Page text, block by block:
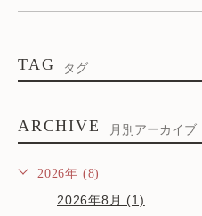
TAG タグ
ARCHIVE 月別アーカイブ
2026年 (8)
2026年8月 (1)